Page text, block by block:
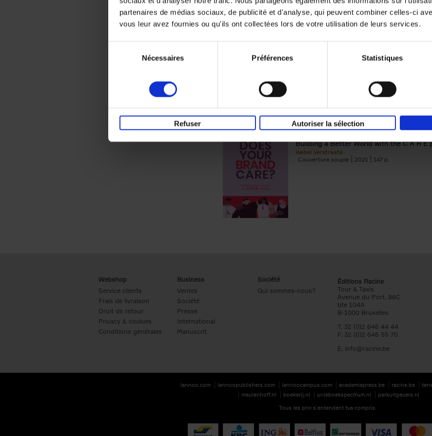
partenaires de médias sociaux, de publicité et d'analyse, qui peuvent combiner celles-ci
vous leur avez fournies ou qu'ils ont collectées lors de votre utilisation de leurs services.
Nécessaires Préférences Statistiques
Refuser Autoriser la sélection
Building Bonds = Building
Does Your Brand Care?
Building a Better World with the C A R E
Isabel Verstraete
Couverture souple
2021 147
Webshop
Service clients
Frais de livraison
Droit de retour
Privacy & cookies
Conditions générales
Business
Ventes
Société
Presse
International
Manuscrit
Société
Qui sommes-nous?
Éditions Racine
Tour & Taxis
Avenue du Port, 86C
bte 104A
B-1000 Bruxelles
T. 32 (0)2 646 44 44
F. 32 (0)2 646 55 70
E. info@racine.be
lannoo.com lannoopublishers.com lannoocampus.com academiapress.be racine.be
meulenhoff.nl
boekerij.nl unieboekspectrum.nl
parkuitgevers.nl
Tous les prix s’entendent tva compris.